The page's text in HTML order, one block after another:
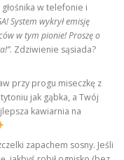
w telefonie i
System wykrył emisję
w tym pionie! Proszę o
. Zdziwienie sąsiada?
przy progu miseczkę z
jak gąbka, a Twój
kawiarnia na
zapachem sosny. Jeśli